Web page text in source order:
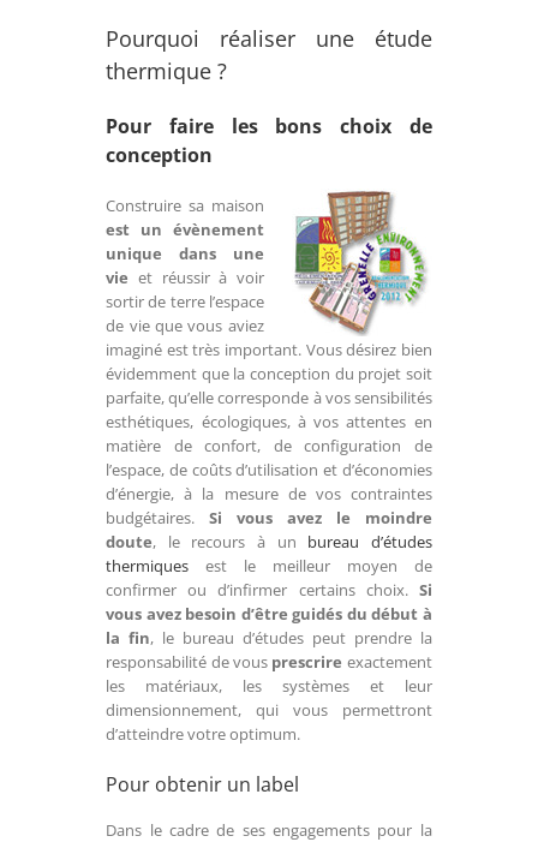
Pourquoi réaliser une étude
thermique ?
Pour faire les bons choix de
conception
Construire sa maison
est un évènement
unique dans une
vie et réussir à voir
sortir de terre l’espace
de vie que vous aviez
imaginé est très important. Vous désirez bien
évidemment que la conception du projet soit
parfaite, qu’elle corresponde à vos sensibilités
esthétiques, écologiques, à vos attentes en
matière de confort, de configuration de
l’espace, de coûts d’utilisation et d’économies
d’énergie, à la mesure de vos contraintes
budgétaires.Si vous avez le moindre
doute, le recours à un bureau d’études
thermiques est le meilleur moyen de
confirmer ou d’infirmer certains choix. Si
vous avez besoin d’être guidés du début à
la fin, le bureau d’études peut prendre la
responsabilité de vous prescrire exactement
les matériaux, les systèmes et leur
dimensionnement, qui vous permettront
d’atteindre votre optimum.
Pour obtenir un label
Dans le cadre de ses engagements pour la